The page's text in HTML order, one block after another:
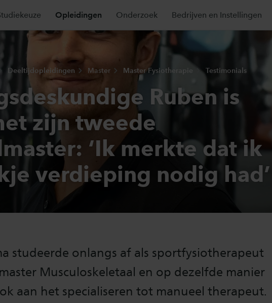
Opleidingen Onderzoek Bedrijven en Instellingen
Deeltijdopleidingen Master Master Fysiotherapie Testimonials
Ruben is
zijn tweede
‘Ik merkte dat ik
verdieping nodig had’
studeerde onlangs af als sportfysiotherapeut
Musculoskeletaal en op dezelfde manier
aan het specialiseren tot manueel therapeut.